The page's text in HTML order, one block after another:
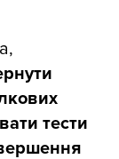
тести